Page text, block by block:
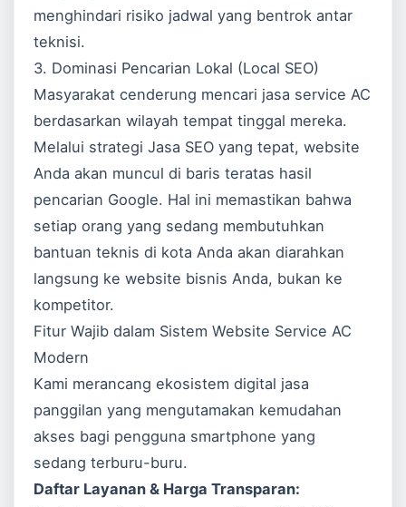
menghindari risiko jadwal yang bentrok antar
teknisi.
3. Dominasi Pencarian Lokal (Local SEO)
Masyarakat cenderung mencari jasa service AC
berdasarkan wilayah tempat tinggal mereka.
Melalui strategiJasa SEO yang tepat, website
Anda akan muncul di baris teratas hasil
pencarian Google. Hal ini memastikan bahwa
setiap orang yang sedang membutuhkan
bantuan teknis di kota Anda akan diarahkan
langsung ke website bisnis Anda, bukan ke
kompetitor.
Fitur Wajib dalam Sistem Website Service AC
Modern
Kami merancang ekosistem digital jasa
panggilan yang mengutamakan kemudahan
akses bagi pengguna smartphone yang
sedang terburu-buru.
Daftar Layanan & Harga Transparan: